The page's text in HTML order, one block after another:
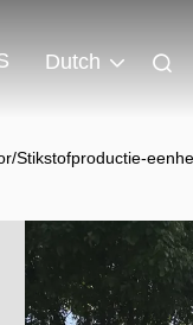
Dutch
Stikstofproductie-